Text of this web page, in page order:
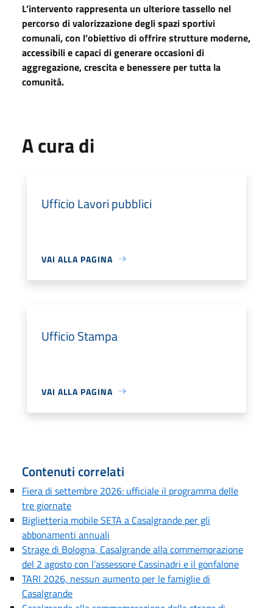
L’intervento rappresenta un ulteriore tassello nel
percorso di valorizzazione degli spazi sportivi
comunali, con l’obiettivo di offrire strutture moderne,
accessibili e capaci di generare occasioni di
aggregazione, crescita e benessere per tutta la
comunità.
A cura di
Ufficio Lavori pubblici
VAI ALLA PAGINA
Ufficio Stampa
VAI ALLA PAGINA
Contenuti correlati
Fiera di settembre 2026: ufficiale il programma delle
tre giornate
Biglietteria mobile SETA a Casalgrande per gli
abbonamenti annuali
Strage di Bologna, Casalgrande alla commemorazione
del 2 agosto con l’assessore Cassinadri e il gonfalone
TARI 2026, nessun aumento per le famiglie di
Casalgrande